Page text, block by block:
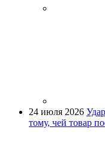
24 июля 2026
тому, чей товар